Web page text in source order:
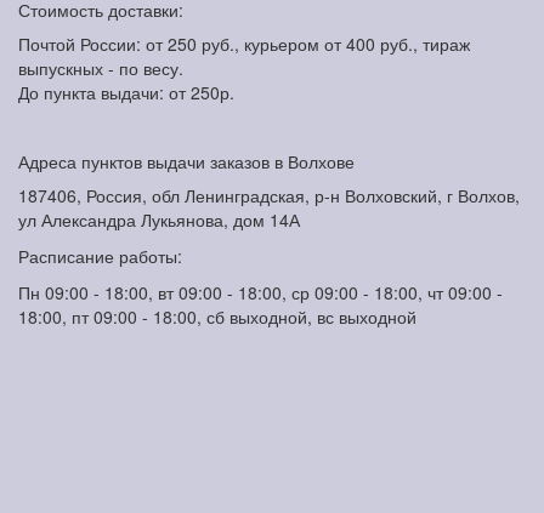
Стоимость доставки:
Почтой России: от 250 руб., курьером от 400 руб., тираж
выпускных - по весу.
До пункта выдачи: от 250р.
Адреса пунктов выдачи заказов в Волхове
187406, Россия, обл Ленинградская, р-н Волховский, г Волхов,
ул Александра Лукьянова, дом 14А
Расписание работы:
Пн 09:00 - 18:00, вт 09:00 - 18:00, ср 09:00 - 18:00, чт 09:00 -
18:00, пт 09:00 - 18:00, сб выходной, вс выходной